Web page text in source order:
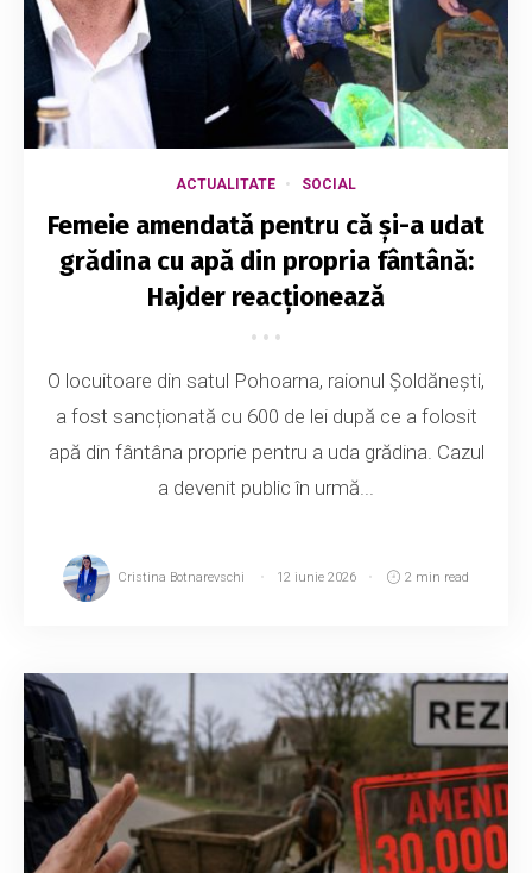
ACTUALITATE SOCIAL
Femeie amendată pentru că și-a udat
grădina cu apă din propria fântână:
Hajder reacționează
O locuitoare din satul Pohoarna, raionul Șoldănești,
a fost sancționată cu 600 de lei după ce a folosit
apă din fântâna proprie pentru a uda grădina. Cazul
a devenit public în urmă...
Cristina Botnarevschi 12 iunie 2026 2 min read